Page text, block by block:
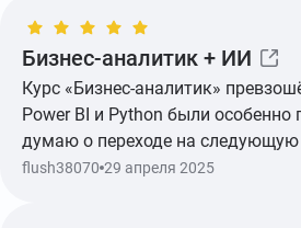
Показать ещё
Бизнес-аналитик + ИИ
Курс «Бизнес-аналитик»
Power BI и Python были особенно
думаю о переходе на
flush38070 29 апреля 2025